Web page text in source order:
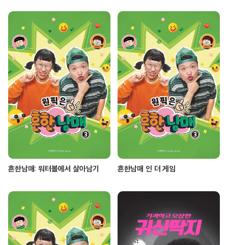
흔한남매: 워터볼에서 살아남기 흔한남매 인 더 게임